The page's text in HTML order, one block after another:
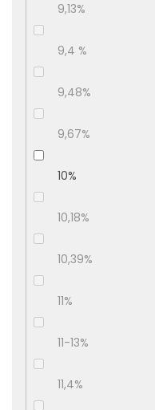
9,13%
9,4 %
9,48%
9,67%
10%
10,18%
10,39%
11%
11-13%
11,4%